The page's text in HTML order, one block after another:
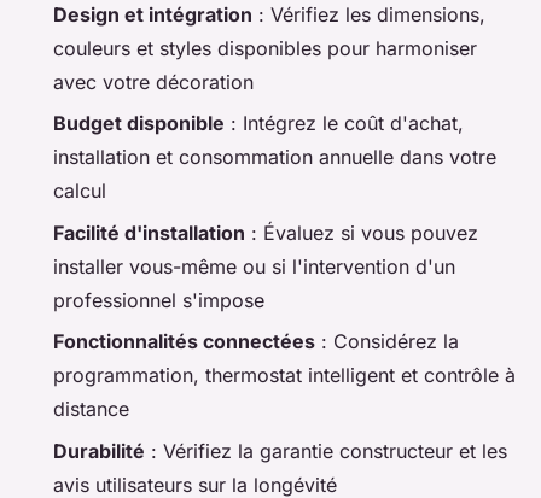
Design et intégration : Vérifiez les dimensions,
couleurs et styles disponibles pour harmoniser
avec votre décoration
Budget disponible : Intégrez le coût d'achat,
installation et consommation annuelle dans votre
calcul
Facilité d'installation : Évaluez si vous pouvez
installer vous-même ou si l'intervention d'un
professionnel s'impose
Fonctionnalités connectées : Considérez la
programmation, thermostat intelligent et contrôle à
distance
Durabilité : Vérifiez la garantie constructeur et les
avis utilisateurs sur la longévité